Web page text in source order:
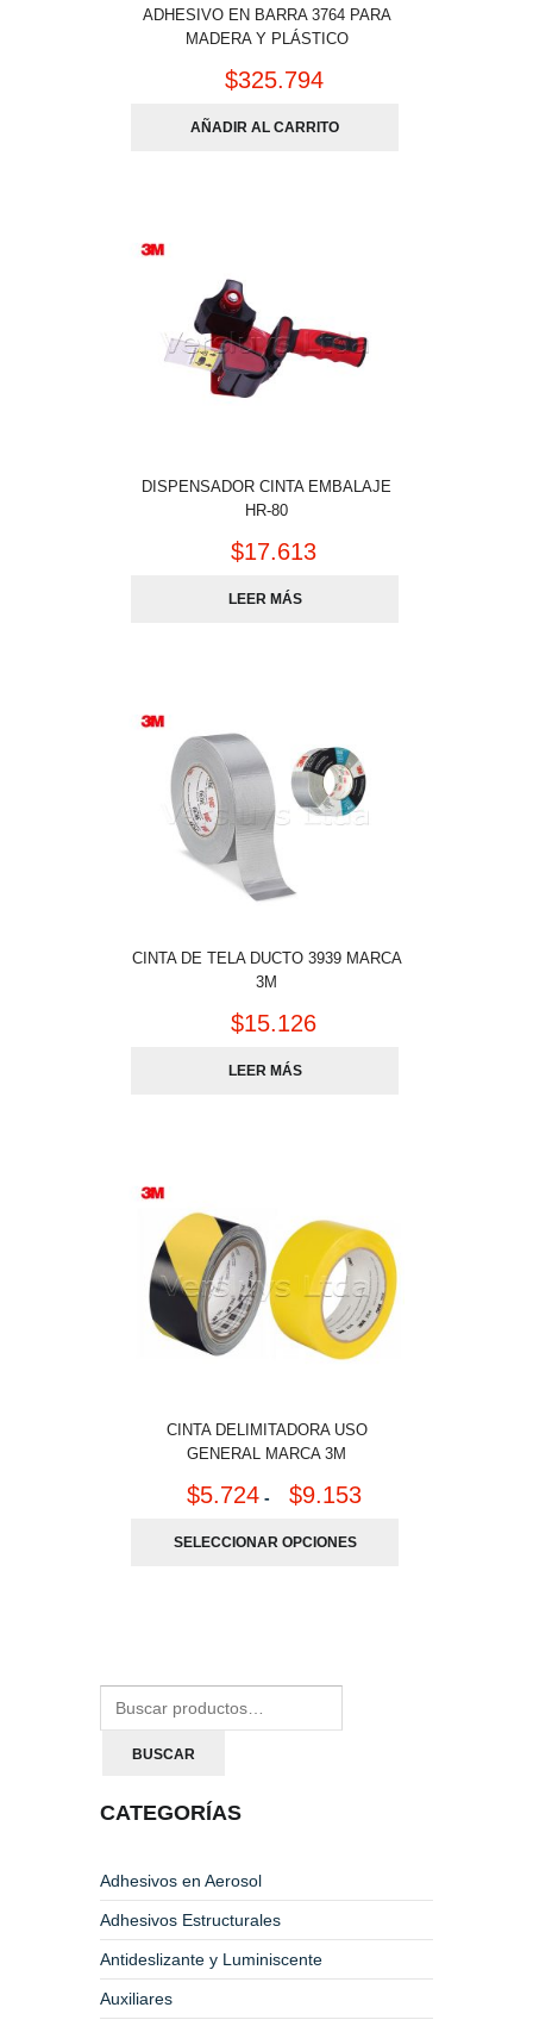
ADHESIVO EN BARRA 3764 PARA
MADERA Y PLÁSTICO
$325.794
AÑADIR AL CARRITO
DISPENSADOR CINTA EMBALAJE
HR-80
$17.613
LEER MÁS
CINTA DE TELA DUCTO 3939 MARCA
3M
$15.126
LEER MÁS
CINTA DELIMITADORA USO
GENERAL MARCA 3M
$5.724- $9.153
SELECCIONAR OPCIONES
BUSCAR
CATEGORÍAS
Adhesivos en Aerosol
Adhesivos Estructurales
Antideslizante y Luminiscente
Auxiliares